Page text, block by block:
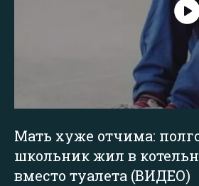
Мать хуже отчима:
школьник жил в
вместо туалета (ВИДЕО)